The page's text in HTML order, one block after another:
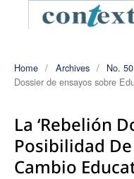
Home / Archives / No.
Dossier de ensayos sobre
La ‘rebelión
Posibilidad
Cambio